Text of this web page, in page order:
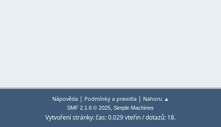
Nápověda| Podmínky a pravidla| Nahoru ▲
SMF 2.1.6 © 2025, Simple Machines
Vytvoření stránky: čas: 0.029 vteřin / dotazů: 18.